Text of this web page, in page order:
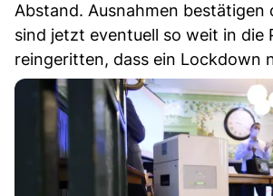
Abstand. Ausnahmen bestätigen
sind jetzt eventuell so weit in die
reingeritten, dass ein Lockdown